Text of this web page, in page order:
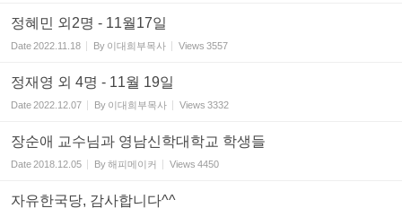
정혜민 외2명 - 11월17일
Date2022.11.18 By 이대희부목사 Views 3557
정재영 외 4명 - 11월 19일
Date2022.12.07 By 이대희부목사 Views 3332
장순애 교수님과 영남신학대학교 학생들
Date2018.12.05 By해피메이커 Views 4450
자유한국당, 감사합니다^^